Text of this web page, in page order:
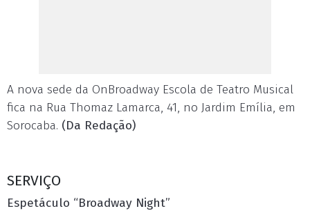
A nova sede da OnBroadway Escola de Teatro Musical
fica na Rua Thomaz Lamarca, 41, no Jardim Emília, em
Sorocaba. (Da Redação)
SERVIÇO
Espetáculo “Broadway Night”